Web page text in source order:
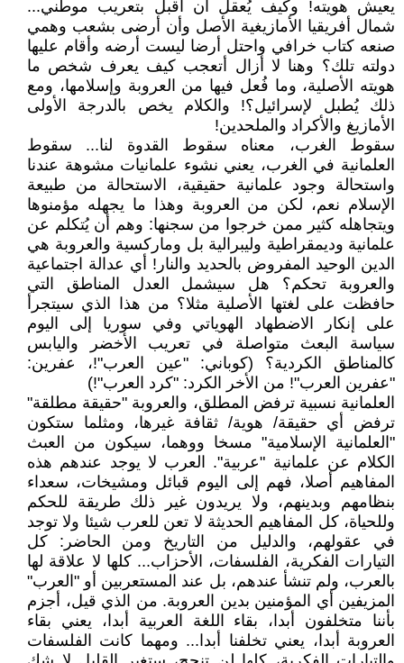
يعيش هويته! وكيف يُعقل أن أقبل بتعريب موطني...
شمال أفريقيا الأمازيغية الأصل وأن أرضى بشعب وهمي
صنعه كتاب خرافي واحتل أرضا ليست أرضه وأقام عليها
دولته تلك؟ وهنا لا أزال أتعجب كيف يعرف شخص ما
هويته الأصلية، وما فُعل فيها من العروبة وإسلامها، ومع
ذلك يُطبل لإسرائيل؟! والكلام يخص بالدرجة الأولى
الأمازيغ والأكراد والملحدين!
سقوط الغرب، معناه سقوط القدوة لنا... سقوط
العلمانية في الغرب، يعني نشوء علمانيات مشوهة عندنا
واستحالة وجود علمانية حقيقية، الاستحالة من طبيعة
الإسلام نعم، لكن من العروبة وهذا ما يجهله مؤمنوها
ويتجاهله كثير ممن خرجوا من سجنها: وهم أن يُتكلم عن
علمانية وديمقراطية وليبرالية بل وماركسية والعروبة هي
الدين الوحيد المفروض بالحديد والنار! أي عدالة اجتماعية
والعروبة تحكم؟ هل سيشمل العدل المناطق التي
حافظت على لغتها الأصلية مثلا؟ من هذا الذي سيتجرأ
على إنكار الاضطهاد الهوياتي وفي سوريا إلى اليوم
سياسة البعث متواصلة في تعريب الأخضر واليابس
كالمناطق الكردية؟ (كوباني: "عين العرب"!، عفرين:
"عفرين العرب"! من الأخر الكرد: "كرد العرب"!)
العلمانية نسبية ترفض المطلق، والعروبة "حقيقة مطلقة"
ترفض أي حقيقة/ هوية/ ثقافة غيرها، ومثلما ستكون
"العلمانية الإسلامية" مسخا ووهما، سيكون من العبث
الكلام عن علمانية "عربية". العرب لا يوجد عندهم هذه
المفاهيم أصلا، فهم إلى اليوم قبائل ومشيخات، سعداء
بنظامهم وبدينهم، ولا يريدون غير ذلك طريقة للحكم
وللحياة، كل المفاهيم الحديثة لا تعن للعرب شيئا ولا توجد
في عقولهم، والدليل من التاريخ ومن الحاضر: كل
التيارات الفكرية، الفلسفات، الأحزاب... كلها لا علاقة لها
بالعرب، ولم تنشأ عندهم، بل عند المستعربين أو "العرب"
المزيفين أي المؤمنين بدين العروبة. من الذي قيل، أجزم
بأننا متخلفون أبدا، بقاء اللغة العربية أبدا، يعني بقاء
العروبة أبدا، يعني تخلفنا أبدا... ومهما كانت الفلسفات